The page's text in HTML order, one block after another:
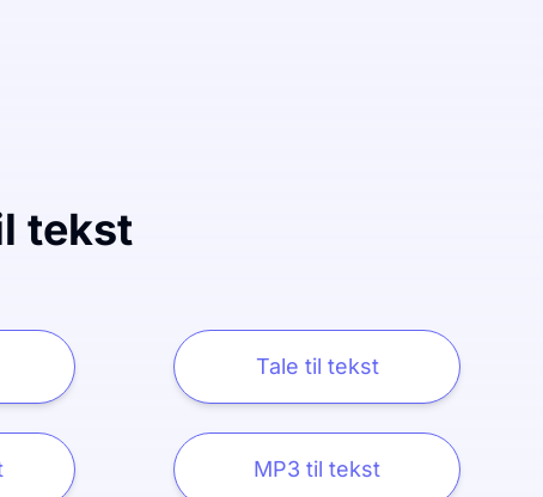
tekst
Tale til tekst
MP3 til tekst